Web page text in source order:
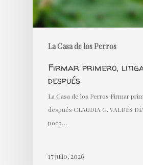
La Casa de los Perros
Firmar primero,
después
La Casa de los Perros Firmar
después CLAUDIA G. VALDÉS
poco…
17 julio, 2026